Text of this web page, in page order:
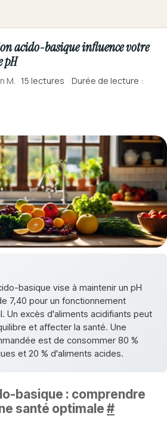
acido-basique influence votre
pH
M. · 15 lectures · Durée de lecture :
basique vise à maintenir un pH
7,40 pour un fonctionnement
Un excès d'aliments acidifiants peut
et affecter la santé. Une
est de consommer 80 %
et 20 % d'aliments acides.
basique : comprendre
santé optimale #